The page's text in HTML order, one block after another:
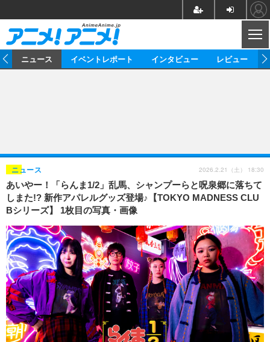
ゲーム グッズ
イベント
海外イベント ビジネス
俳優・タレント アーティスト
ビジネス
アニメ 実写
書評
ゲーム 座談会
動画
アニメ
アニメ！アニメ！TV ABEMA Cafe
連載・コラム
ニュース イベントレポート インタビュー レビュー
あいやー！「らんま1/2」乱馬、シャンプーらと呪泉郷に落ちて
しまた!? 新作アパレルグッズ登場♪【TOKYO MADNESS CLU
Bシリーズ】 1枚目の写真・画像
ニュース 2026.2.21（土） 18:30